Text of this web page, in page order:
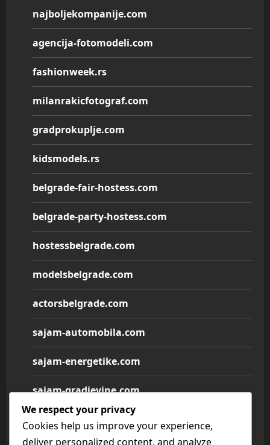
najboljekompanije.com
agencija-fotomodeli.com
fashionweek.rs
milanrakicfotograf.com
gradprokuplje.com
kidsmodels.rs
belgrade-fair-hostess.com
belgrade-party-hostess.com
hostessbelgrade.com
modelsbelgrade.com
actorsbelgrade.com
sajam-automobila.com
sajam-energetike.com
sajam-gradjevine.com
sajam-medicine.com
We respect your privacy
Cookies help us improve your experience,
deliver personalized content, and analyze